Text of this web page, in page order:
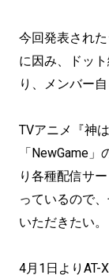
今回発表された
に因み、ドッ
り、メンバー
TVアニメ『神
「NewGame
り各種配信サ
っているので
いただきたい。
4月1日よりAT-